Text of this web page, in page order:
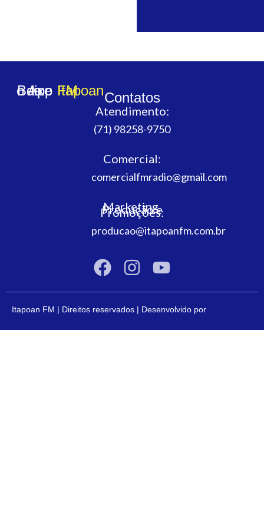
Baixe o App da Itapoan FM Contatos
Atendimento:
(71) 98258-9750
Comercial:
comercialfmradio@gmail.com
Marketing,
Produção e
Promoções:
producao@itapoanfm.com.br
Itapoan FM | Direitos reservados | Desenvolvido por